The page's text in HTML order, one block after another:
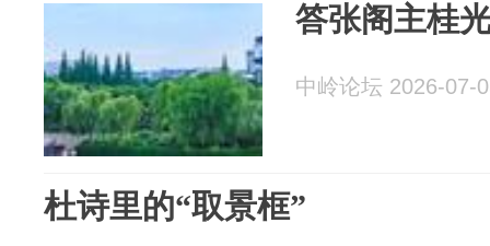
答张阁主桂
中岭论坛 2026-07-
杜诗里的“取景框”